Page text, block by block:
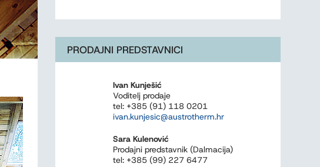
PRODAJNI PREDSTAVNICI
Ivan Kunješić
Voditelj prodaje
tel: +385 (91) 118 0201
ivan.kunjesic@austrotherm.hr
Sara Kulenović
Prodajni predstavnik (Dalmacija)
tel: +385 (99) 227 6477